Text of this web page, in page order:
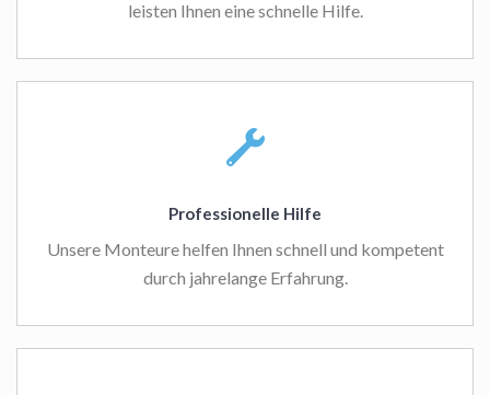
leisten Ihnen eine schnelle Hilfe.
Professionelle Hilfe
Unsere Monteure helfen Ihnen schnell und kompetent
durch jahrelange Erfahrung.